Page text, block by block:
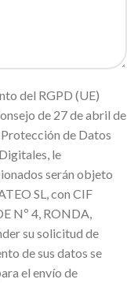
del RGPD (UE)
de 27 de abril de
de Datos
le
serán objeto
SL, con CIF
Nº 4, RONDA,
su solicitud de
de sus datos se
el envío de